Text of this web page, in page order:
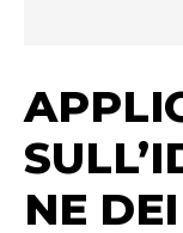
NE